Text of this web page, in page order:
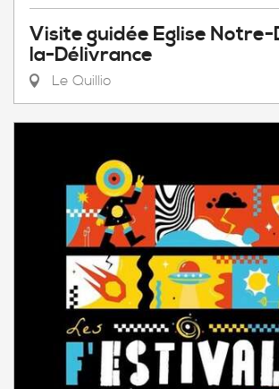
Visite guidée Eglise
la-Délivrance
Le Quillio